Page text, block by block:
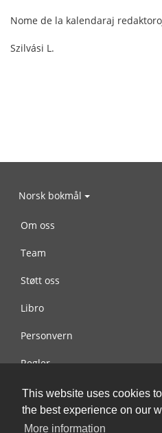
This website uses cookies
the best experience on our
More information
Nome de la kalendaraj
Szilvási L.
Norsk bokmål
Om oss
Team
Støtt oss
Libro
Personvern
Regler
Kontakt oss